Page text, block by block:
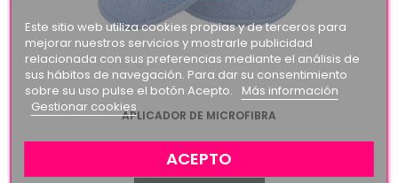
APLICADOR DE MICROFIBRA
Precio
3,95 €
Este sitio web utiliza cookies propias y de terceros para
mejorar nuestros servicios y mostrarle publicidad
relacionada con sus preferencias mediante el análisis de
sus hábitos de navegación. Para dar su consentimiento
sobre su uso pulse el botón Acepto.
Más información
Gestionar cookies
ACEPTO